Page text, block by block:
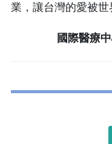
業，讓台灣的愛被世
國際醫療